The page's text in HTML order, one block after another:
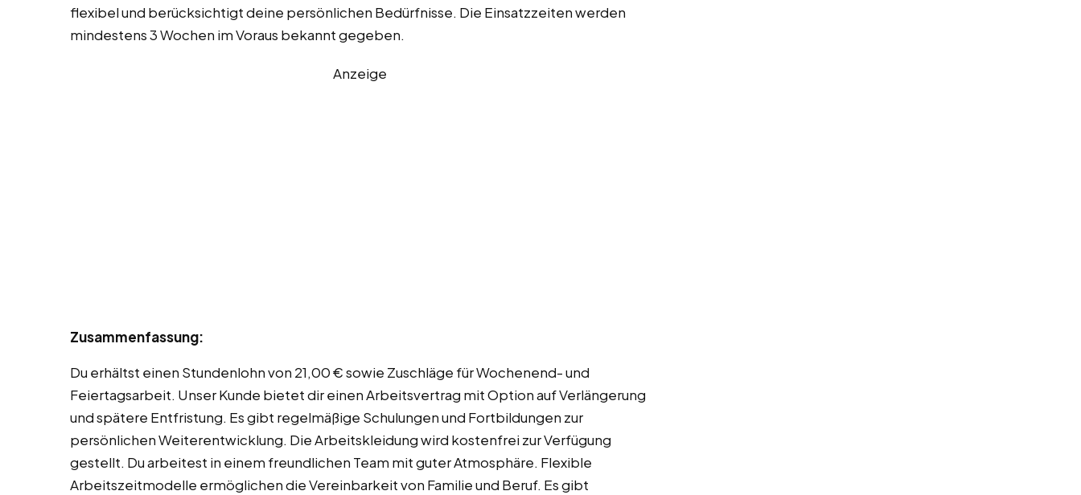
flexibel und berücksichtigt deine persönlichen Bedürfnisse. Die Einsatzzeiten werden
mindestens 3 Wochen im Voraus bekannt gegeben.
Anzeige
Zusammenfassung:
Du erhältst einen Stundenlohn von 21,00 € sowie Zuschläge für Wochenend- und
Feiertagsarbeit. Unser Kunde bietet dir einen Arbeitsvertrag mit Option auf Verlängerung
und spätere Entfristung. Es gibt regelmäßige Schulungen und Fortbildungen zur
persönlichen Weiterentwicklung. Die Arbeitskleidung wird kostenfrei zur Verfügung
gestellt. Du arbeitest in einem freundlichen Team mit guter Atmosphäre. Flexible
Arbeitszeitmodelle ermöglichen die Vereinbarkeit von Familie und Beruf. Es gibt